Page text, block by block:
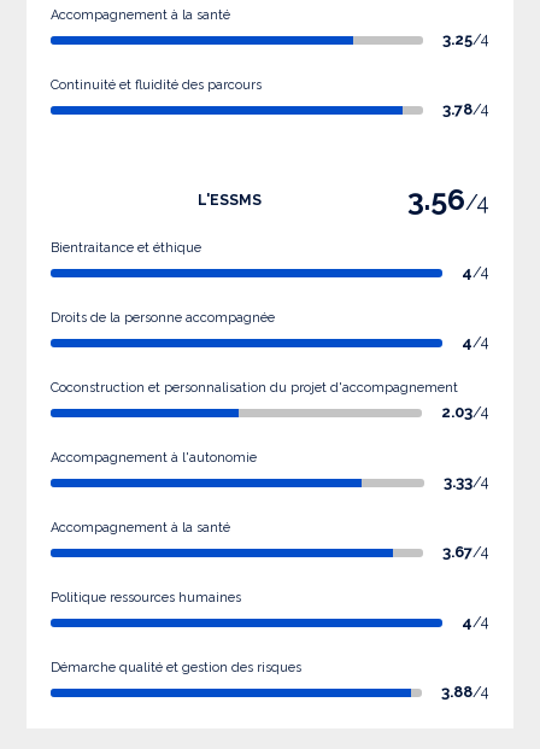
Accompagnement à la santé
3.25/4
Continuité et fluidité des parcours
3.78/4
L'ESSMS 3.56/4
Bientraitance et éthique
4/4
Droits de la personne accompagnée
4/4
Coconstruction et personnalisation du projet d'accompagnement
2.03/4
Accompagnement à l'autonomie
3.33/4
Accompagnement à la santé
3.67/4
Politique ressources humaines
4/4
Démarche qualité et gestion des risques
3.88/4